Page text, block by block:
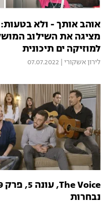
אוהב אותך - ולא בטעות:
מציגה את השילוב
למוזיקה ים תיכונית
לירון אשקורי 07.07.2022
נבחרות